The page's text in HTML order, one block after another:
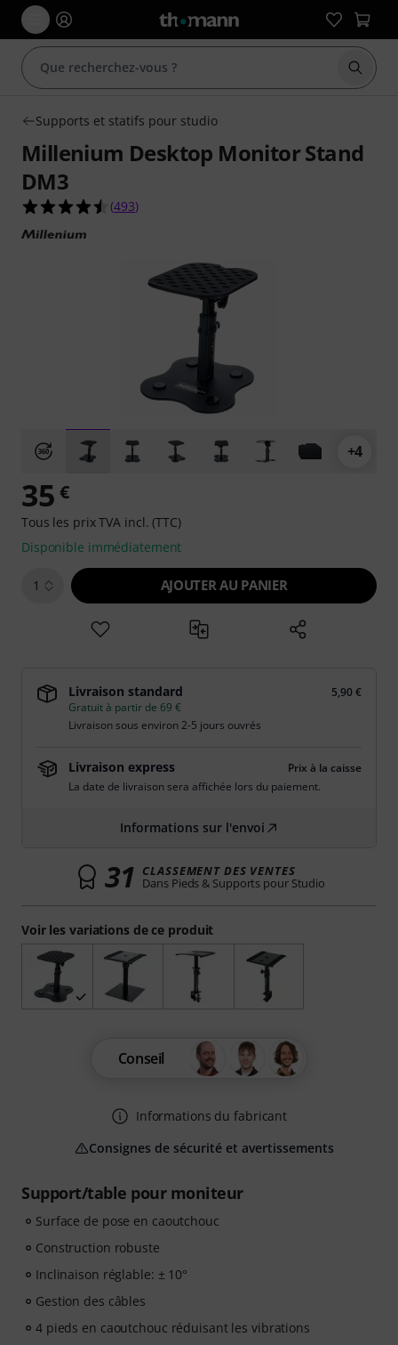
Supports et statifs pour studio
Millenium Desktop Monitor Stand
DM3
4.5 étoiles sur 5 d'après 493 évaluations clients
(493)
+4
Support/table pour moniteur
Surface de pose en caoutchouc
Construction robuste
Inclinaison réglable: ± 10°
Gestion des câbles
4 pieds en caoutchouc réduisant les vibrations
Voir les variations de ce produit
35 €
Tous les prix TVA incl. (TTC)
Disponible immédiatement
1 AJOUTER AU PANIER
Livraison standard
5,90 €
Gratuit à partir de 69 €
Livraison sous environ 2-5 jours ouvrés
Livraison express
Prix à la caisse
La date de livraison sera affichée lors du paiement.
Informations sur l'envoi
31 CLASSEMENT DES VENTES
Dans Pieds & Supports pour Studio
Conseil
Informations du fabricant
Consignes de sécurité et avertissements